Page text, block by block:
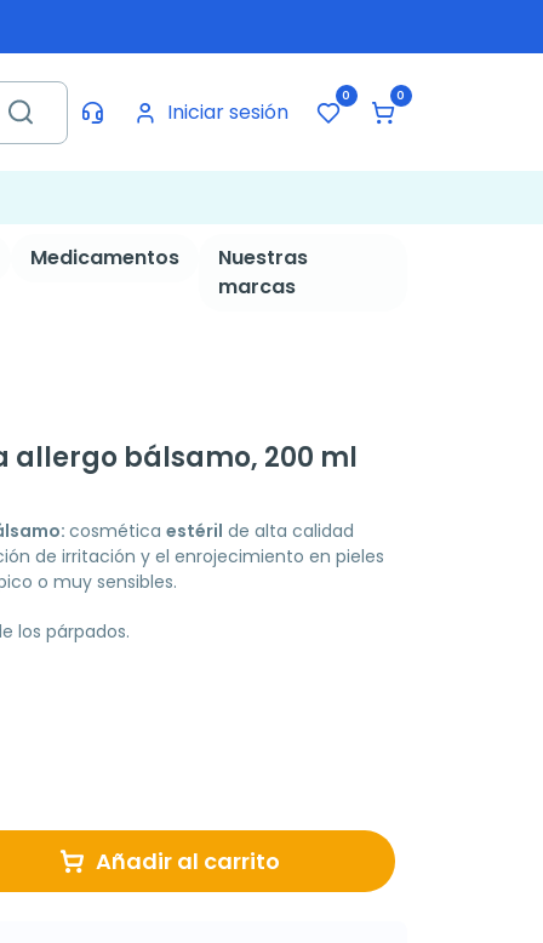
Iniciar sesión
0 0
Medicamentos
Nuestras
marcas
allergo bálsamo, 200 ml
cosmética estéril de alta calidad
de irritación y el enrojecimiento en pieles
o muy sensibles.
los párpados.
Añadir al carrito